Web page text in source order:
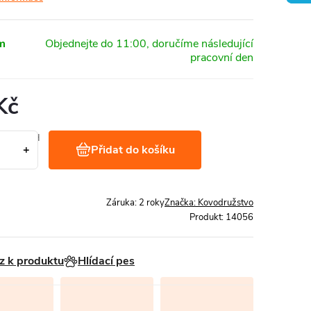
bez DPH
Přidat do košíku
Značka: Kovodružstvo
Záruka: 2 roky
Produkt: 14056
k produktu Hlídací pes